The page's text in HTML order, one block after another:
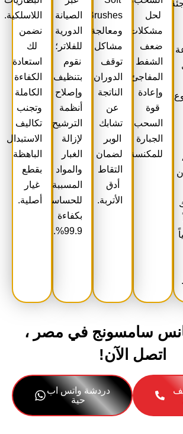
لحل
مشكلات
ضعف
الشفط
المفاجئ
وإعادة
قوة
السحب
الجبارة
للمكنسة.
Brushes)،
ومعالجة
مشاكل
توقف
الدوران
الناتجة
تشابك
الوبر
لضمان
التقاط
الأتربة.
الصيانة
الدورية
للفلاتر؛
نقوم
بتنظيف
وإصلاح
أنظمة
الترشيح
لإزالة
الغبار
والمواد
المسببة
للحساسية
بكفاءة
99.9%.
اللاسلكية.
نضمن
استعادة
الكفاءة
الكاملة
وتجنب
تكاليف
الاستبدال
الباهظة
بقطع
غيار
أصلية.
سامسونج في مصر ،
اتصل الآن!
دردشة واتس اب
حية